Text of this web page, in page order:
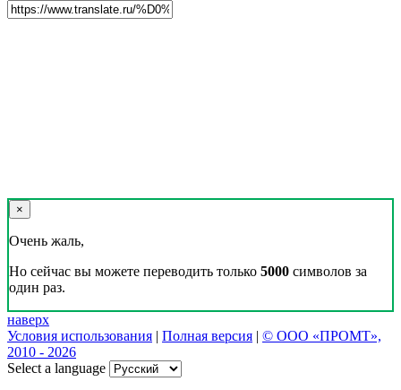
×
Очень жаль,
Но сейчас вы можете переводить только 5000 символов за
один раз.
наверх
Условия использования | Полная версия | © ООО «ПРОМТ»,
2010 - 2026
Select a language